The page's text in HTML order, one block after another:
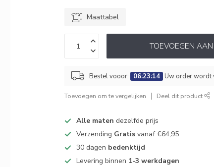
Maattabel
TOEVOEGEN
Bestel vooor: 06:23:13 Uw order wordt
Toevoegen om te vergelijken Deel dit product
Alle maten dezelfde prijs
Verzending Gratis vanaf €64,95
30 dagen bedenktijd
Levering binnen 1-3 werkdagen